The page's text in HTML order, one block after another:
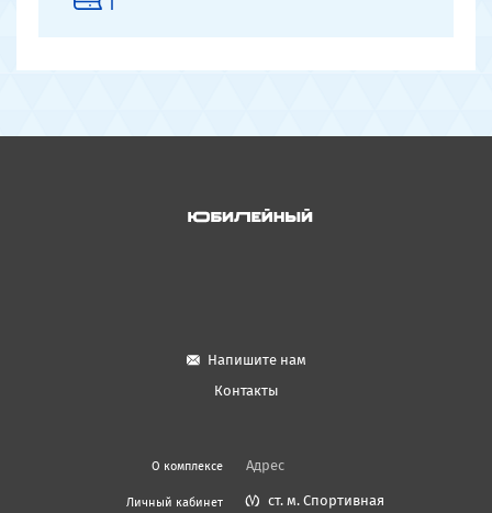
Напишите нам
Контакты
О комплексе
Личный кабинет
Адрес
ст. м. Спортивная